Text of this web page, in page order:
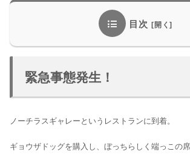
目次
緊急事態発生！
ノーチラスギャレーというレストランに到着。
ギョウザドッグを購入し、ぼっちらしく端っこの